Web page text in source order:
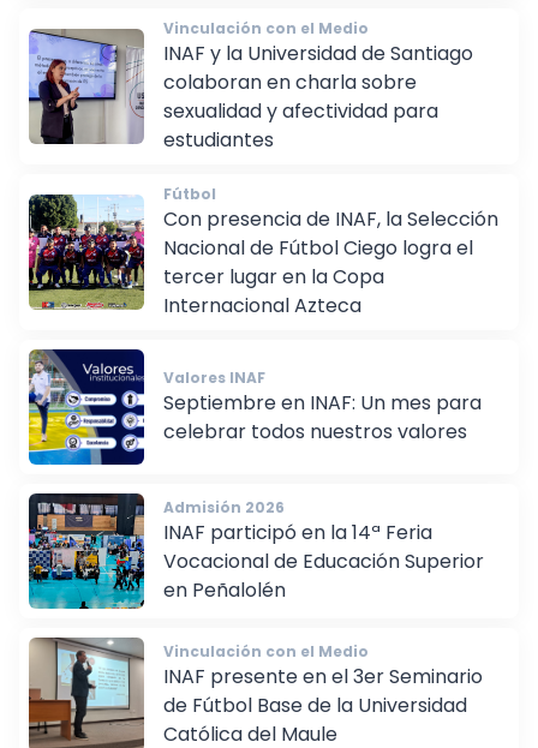
Vinculación con el Medio
INAF y la Universidad de Santiago
colaboran en charla sobre
sexualidad y afectividad para
Fútbol
Con presencia de INAF, la Selección
Nacional de Fútbol Ciego logra el
tercer lugar en la Copa
Valores INAF
Septiembre en INAF: Un mes para
Admisión 2026
INAF participó en la 14ª Feria
Vocacional de Educación Superior
Vinculación con el Medio
INAF presente en el 3er Seminario
de Fútbol Base de la Universidad